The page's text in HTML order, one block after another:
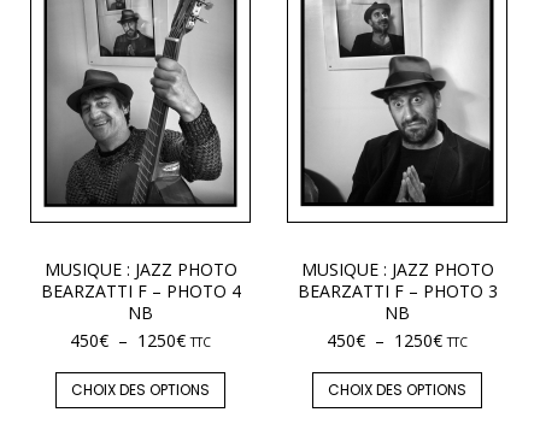
MUSIQUE : JAZZ PHOTO
BEARZATTI F – PHOTO 4
NB
450€ – 1250€ TTC
CHOIX DES OPTIONS
MUSIQUE : JAZZ PHOTO
BEARZATTI F – PHOTO 3
NB
450€ – 1250€ TTC
CHOIX DES OPTIONS